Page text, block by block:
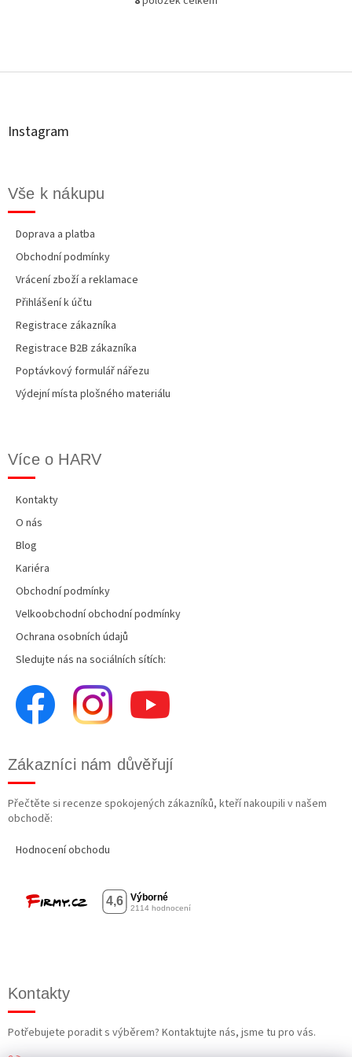
hvězdiček.
O
d
á
Instagram
Vše k nákupu
Doprava a platba
Obchodní podmínky
Vrácení zboží a reklamace
Přihlášení k účtu
Registrace zákazníka
Registrace B2B zákazníka
Poptávkový formulář nářezu
Výdejní místa plošného materiálu
Více o HARV
Kontakty
O nás
Blog
Kariéra
Obchodní podmínky
Velkoobchodní obchodní podmínky
Ochrana osobních údajů
Sledujte nás na sociálních sítích:
Zákazníci nám důvěřují
Přečtěte si recenze spokojených zákazníků, kteří nakoupili v našem
obchodě:
Hodnocení obchodu
Kontakty
Potřebujete poradit s výběrem? Kontaktujte nás, jsme tu pro vás.